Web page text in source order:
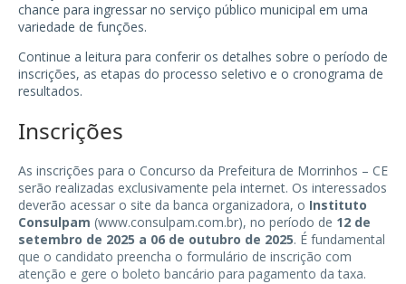
chance para ingressar no serviço público municipal em uma
variedade de funções.
Continue a leitura para conferir os detalhes sobre o período de
inscrições, as etapas do processo seletivo e o cronograma de
resultados.
Inscrições
As inscrições para o Concurso da Prefeitura de Morrinhos – CE
serão realizadas exclusivamente pela internet. Os interessados
deverão acessar o site da banca organizadora, o Instituto
Consulpam (www.consulpam.com.br), no período de 12 de
setembro de 2025 a 06 de outubro de 2025. É fundamental
que o candidato preencha o formulário de inscrição com
atenção e gere o boleto bancário para pagamento da taxa.